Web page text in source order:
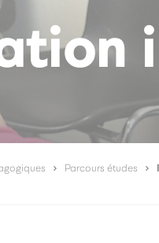
Parcours études